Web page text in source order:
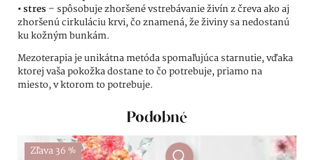
• stres – spôsobuje zhoršené vstrebávanie živín z čreva ako aj
zhoršenú cirkuláciu krvi, čo znamená, že živiny sa nedostanú
ku kožným bunkám.
Mezoterapia je unikátna metóda spomaľujúca starnutie, vďaka
ktorej vaša pokožka dostane to čo potrebuje, priamo na
miesto, v ktorom to potrebuje.
Podobné
Zľava 36 %